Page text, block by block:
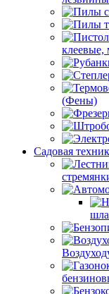
(Фены)
Садовая